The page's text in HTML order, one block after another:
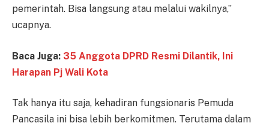
pemerintah. Bisa langsung atau melalui wakilnya,”
ucapnya.
Baca Juga: 35 Anggota DPRD Resmi Dilantik, Ini
Harapan Pj Wali Kota
Tak hanya itu saja, kehadiran fungsionaris Pemuda
Pancasila ini bisa lebih berkomitmen. Terutama dalam